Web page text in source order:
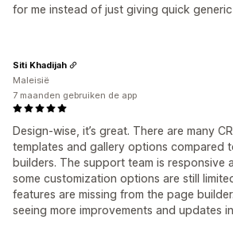
for me instead of just giving quick generic
Design-wise, it’s great. There are many
templates and gallery options compared
builders. The support team is responsive
some customization options are still
features are missing from the page
seeing more improvements and updates
Siti Khadijah
Maleisië
7 maanden gebruiken de app